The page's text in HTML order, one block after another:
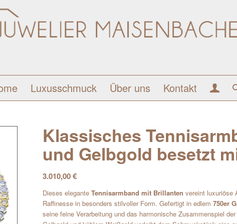
Luxusschmuck Über uns Kontakt
Klassisches
und Gelbgold besetzt
3.010,00€
Dieses eleganteTennisarmband mit Brillanten vereint luxuriöse
Raffinesse in besonders stilvoller Form. Gefertigt in edlem750er
seine feine Verarbeitung und das harmonische Zusammenspiel